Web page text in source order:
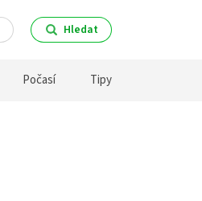
Hledat
Počasí Tipy